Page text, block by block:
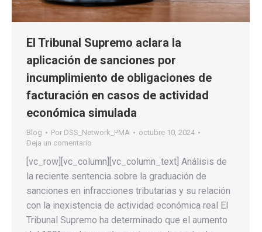
El Tribunal Supremo aclara la
aplicación de sanciones por
incumplimiento de obligaciones de
facturación en casos de actividad
económica simulada
Blog Por DSS_Network_PMA
octubre 10, 2024
Deja un comentario
[vc_row][vc_column][vc_column_text] Análisis de
la reciente sentencia sobre la graduación de
sanciones en infracciones tributarias y su relación
con la inexistencia de actividad económica real El
Tribunal Supremo ha determinado que el aumento